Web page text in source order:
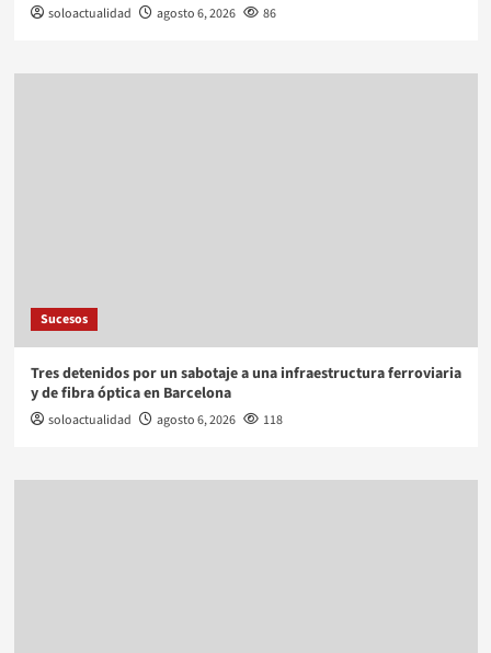
soloactualidad agosto 6, 2026 86
Sucesos
Tres detenidos por un sabotaje a una infraestructura ferroviaria
y de fibra óptica en Barcelona
soloactualidad agosto 6, 2026 118